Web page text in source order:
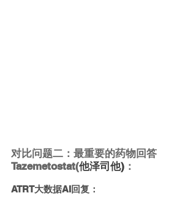
对比问题二：最重要的药物回答
Tazemetostat(他泽司他) ：
ATRT大数据AI回复：